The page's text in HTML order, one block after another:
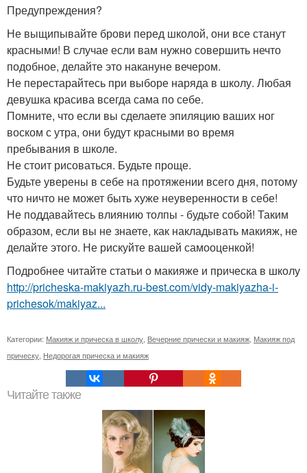
Предупреждения?
Не выщипывайте брови перед школой, они все станут
красными! В случае если вам нужно совершить нечто
подобное, делайте это накануне вечером.
Не перестарайтесь при выборе наряда в школу. Любая
девушка красива всегда сама по себе.
Помните, что если вы сделаете эпиляцию ваших ног
воском с утра, они будут красными во время
пребывания в школе.
Не стоит рисоваться. Будьте проще.
Будьте уверены в себе на протяжении всего дня, потому
что ничто не может быть хуже неуверенности в себе!
Не поддавайтесь влиянию толпы - будьте собой! Таким
образом, если вы не знаете, как накладывать макияж, не
делайте этого. Не рискуйте вашей самооценкой!
Подробнее читайте статьи о макияже и прическа в школу
http://pricheska-makiyazh.ru-best.com/vidy-makiyazha-i-
prichesok/makiyaz...
Категории: Макияж и прическа в школу Вечерние прически и макияж Макияж под
прическу Недорогая прическа и макияж
Читайте также